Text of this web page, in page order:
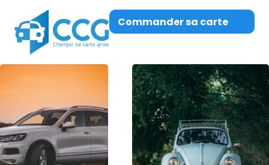
Commander sa carte